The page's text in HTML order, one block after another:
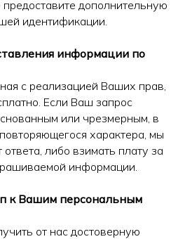
дополнительную
идентификации.
информации по
с реализацией Ваших прав,
Если Ваш запрос
или чрезмерным, в
характера, мы
либо взимать плату за
информации.
к Вашим персональным
от нас достоверную